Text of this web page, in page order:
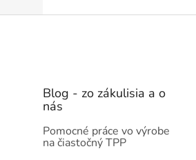
Blog - zo zákulisia a o
nás
Pomocné práce vo výrobe
na čiastočný TPP